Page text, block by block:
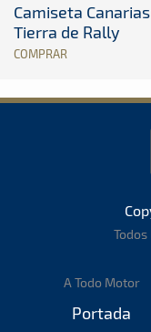
Camiseta Canarias
Tierra de Rally
COMPRAR
A Todo Motor
Portada